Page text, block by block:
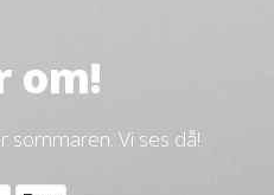
om!
sommaren. Vi ses då!